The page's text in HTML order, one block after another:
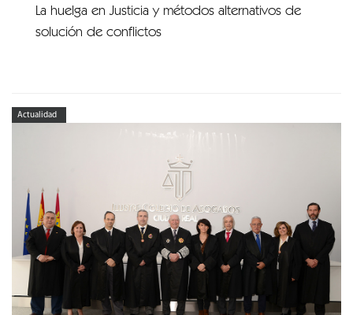
La huelga en Justicia y métodos alternativos de
solución de conflictos
Actualidad